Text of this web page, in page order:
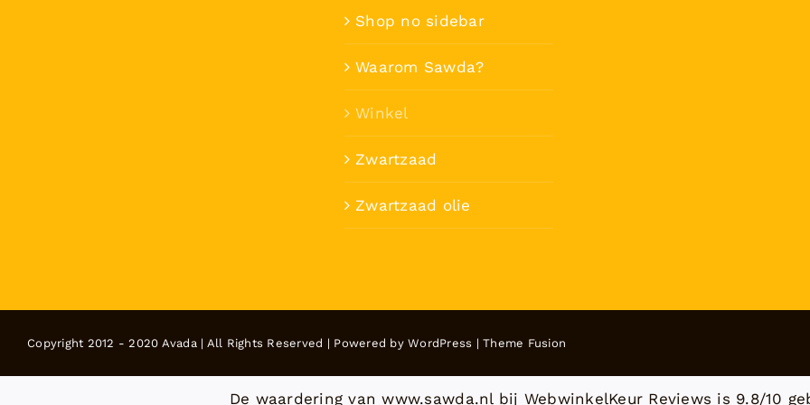
Shop no sidebar
Waarom Sawda?
Winkel
Zwartzaad
Zwartzaad olie
Copyright 2012 - 2020 Avada | All Rights Reserved | Powered byWordPress |Theme Fusion
De waardering van www.sawda.nl bij WebwinkelKeur Reviews is 9.8/10